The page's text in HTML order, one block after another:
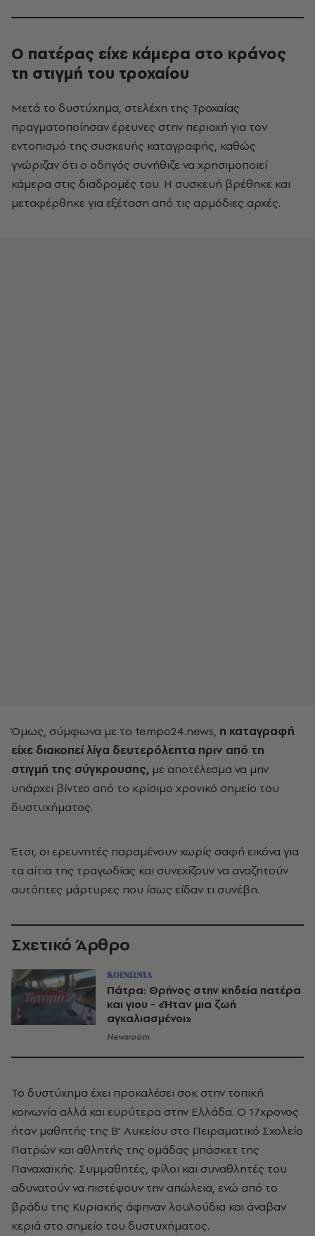
Ο πατέρας είχε κάμερα στο κράνος
τη στιγμή του τροχαίου
Μετά το δυστύχημα, στελέχη της Τροχαίας
πραγματοποίησαν έρευνες στην περιοχή για τον
εντοπισμό της συσκευής καταγραφής, καθώς
γνώριζαν ότι ο οδηγός συνήθιζε να χρησιμοποιεί
κάμερα στις διαδρομές του. Η συσκευή βρέθηκε και
μεταφέρθηκε για εξέταση από τις αρμόδιες αρχές.
Όμως, σύμφωνα με το tempo24.news, η καταγραφή
είχε διακοπεί λίγα δευτερόλεπτα πριν από τη
στιγμή της σύγκρουσης, με αποτέλεσμα να μην
υπάρχει βίντεο από το κρίσιμο χρονικό σημείο του
δυστυχήματος.
Έτσι, οι ερευνητές παραμένουν χωρίς σαφή εικόνα για
τα αίτια της τραγωδίας και συνεχίζουν να αναζητούν
αυτόπτες μάρτυρες που ίσως είδαν τι συνέβη.
Σχετικό Άρθρο
ΚΟΙΝΩΝΙΑ
Πάτρα: Θρήνος στην κηδεία πατέρα
και γιου - «Ήταν μια ζωή
αγκαλιασμένοι»
Newsroom
Το δυστύχημα έχει προκαλέσει σοκ στην τοπική
κοινωνία αλλά και ευρύτερα στην Ελλάδα. Ο 17χρονος
ήταν μαθητής της Β’ Λυκείου στο Πειραματικό Σχολείο
Πατρών και αθλητής της ομάδας μπάσκετ της
Παναχαϊκής. Συμμαθητές, φίλοι και συναθλητές του
αδυνατούν να πιστέψουν την απώλεια, ενώ από το
βράδυ της Κυριακής άφηναν λουλούδια και άναβαν
κεριά στο σημείο του δυστυχήματος.